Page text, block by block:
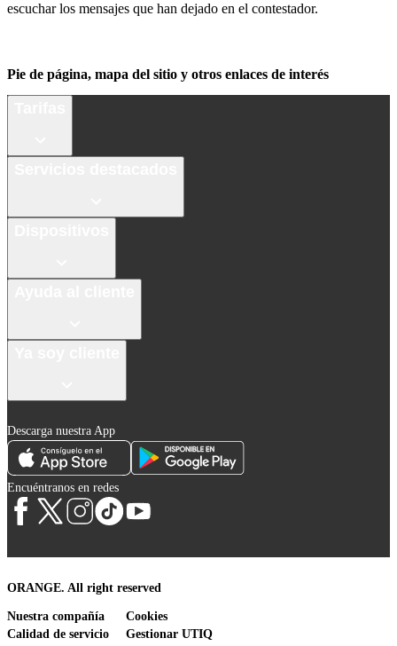
escuchar los mensajes que han dejado en el contestador.
Pie de página, mapa del sitio y otros enlaces de interés
Descarga nuestra App
Encuéntranos en redes
ORANGE. All right reserved
Nuestra compañía
Calidad de servicio
Cookies
Gestionar UTIQ